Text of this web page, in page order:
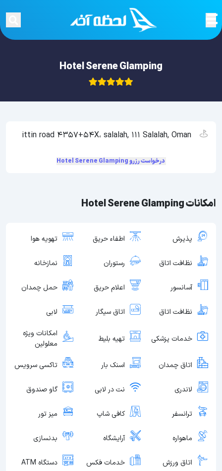
Hotel Serene Glamping
امکانات Hotel Serene Glamping
پذیرش اطفاء حریق تهویه هوا
نظافت اتاق رستوران نمازخانه
آسانسور اعلام حریق حمل چمدان
نظافت اتاق اتاق سیگار لابی
خدمات پزشکی تهیه بلیط
امکانات ویژه
معلولین
اتاق چمدان اسنک بار تاکسی سرویس
لاندری نت در لابی گاو صندوق
ترانسفر کافی شاپ میز تور
ماهواره آرایشگاه بدنسازی
اتاق ورزش خدمات فکس دستگاه ATM
ittin road 4357+54X، salalah, 111 Salalah, Oman
درخواست رزرو Hotel Serene Glamping